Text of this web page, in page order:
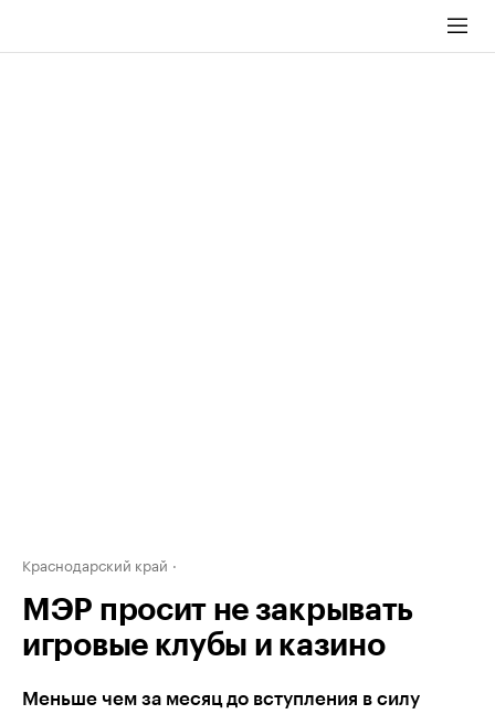
Краснодарский край
МЭР просит не закрывать
игровые клубы и казино
Меньше чем за месяц до вступления в силу